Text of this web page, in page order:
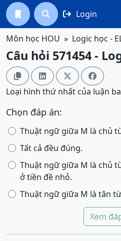
  Login
Môn học HOU Logic học -
Câu hỏi 571454 -
   
Loại hình thứ nhất của luận
Chọn đáp án:
Thuật ngữ giữa M là chủ
Tất cả đều đúng.
Thuật ngữ giữa M là chủ
ở tiền đề nhỏ.
Thuật ngữ giữa M là tân
Xem